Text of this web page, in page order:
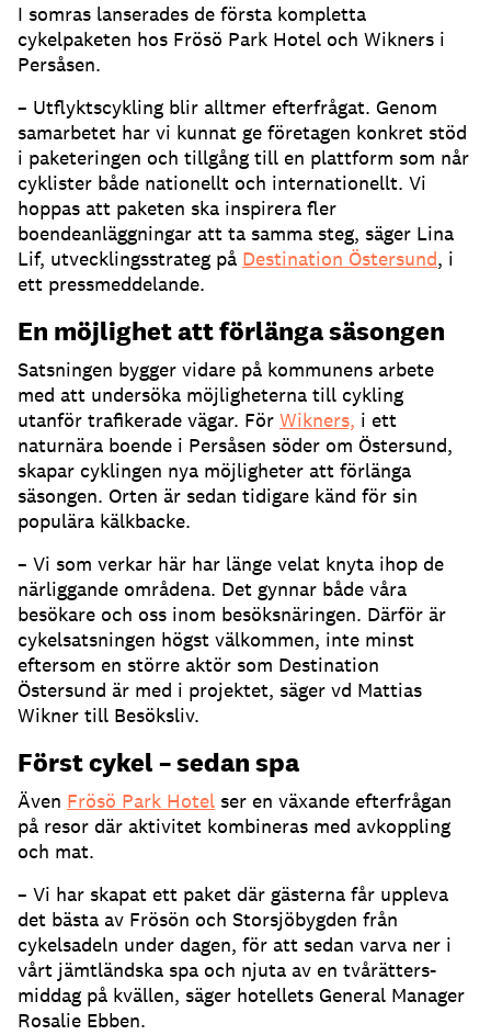
I somras lanserades de första kompletta
cykelpaketen hos Frösö Park Hotel och Wikners i
Persåsen.
– Utflyktscykling blir alltmer efterfrågat. Genom
samarbetet har vi kunnat ge företagen konkret stöd
i paketeringen och tillgång till en plattform som når
cyklister både nationellt och internationellt. Vi
hoppas att paketen ska inspirera fler
boendeanläggningar att ta samma steg, säger Lina
Lif, utvecklingsstrateg på Destination Östersund, i
ett pressmeddelande.
En möjlighet att förlänga säsongen
Satsningen bygger vidare på kommunens arbete
med att undersöka möjligheterna till cykling
utanför trafikerade vägar. För Wikners, i ett
naturnära boende i Persåsen söder om Östersund,
skapar cyklingen nya möjligheter att förlänga
säsongen. Orten är sedan tidigare känd för sin
populära kälkbacke.
– Vi som verkar här har länge velat knyta ihop de
närliggande områdena. Det gynnar både våra
besökare och oss inom besöksnäringen. Därför är
cykelsatsningen högst välkommen, inte minst
eftersom en större aktör som Destination
Östersund är med i projektet, säger vd Mattias
Wikner till Besöksliv.
Först cykel – sedan spa
Även Frösö Park Hotel ser en växande efterfrågan
på resor där aktivitet kombineras med avkoppling
och mat.
– Vi har skapat ett paket där gästerna får uppleva
det bästa av Frösön och Storsjöbygden från
cykelsadeln under dagen, för att sedan varva ner i
vårt jämtländska spa och njuta av en tvårätters-
middag på kvällen, säger hotellets General Manager
Rosalie Ebben.